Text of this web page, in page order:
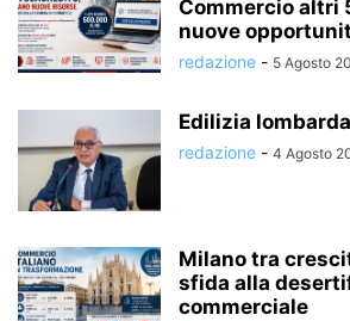
Commercio altri
nuove
redazione - 5 Agosto
Edilizia
redazione - 4 Agosto
Milano tra
sfida alla
commerciale